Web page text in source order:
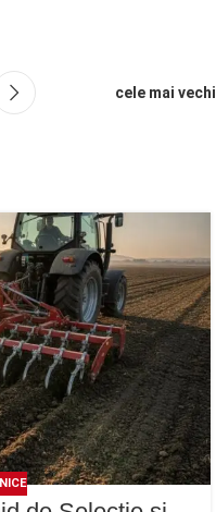
cele mai vechi